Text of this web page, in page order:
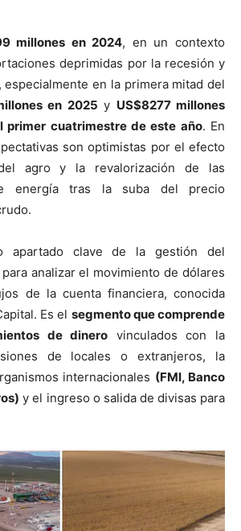
millones en 2024, en un contexto
deprimidas por la recesión y
especialmente en la primera mitad del
en 2025 y US$8277 millones
primer cuatrimestre de este año. En
son optimistas por el efecto
agro y la revalorización de las
energía tras la suba del precio
apartado clave de la gestión del
analizar el movimiento de dólares
de la cuenta financiera, conocida
Es el segmento que comprende
de dinero vinculados con la
de locales o extranjeros, la
internacionales (FMI, Banco
y el ingreso o salida de divisas para